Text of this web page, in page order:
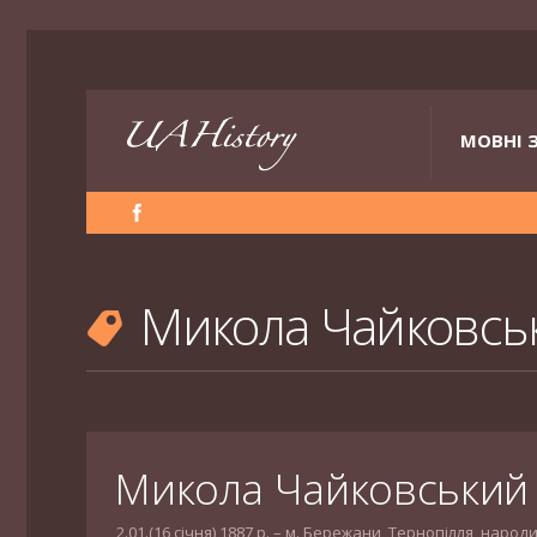
МОВНІ
Микола
Микола Чайковський
2.01.(16 січня) 1887 р. – м. Бережани, Тернопілля,